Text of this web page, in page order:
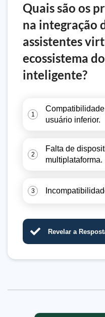
Quais são os
na integração
assistentes
ecossistema
inteligente?
1
usuário inferior.
2
Falta de
multiplataforma.
3
Revelar a